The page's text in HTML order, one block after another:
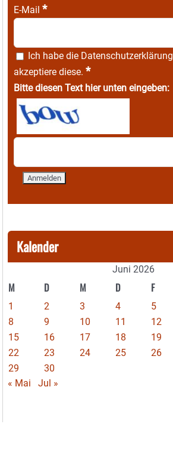
E-Mail *
Ich habe die Datenschutzerklärung
akzeptiere diese. *
Bitte diesen Text hier unten eingeben:
Kalender
Juni 2026
M D M D F
1 2 3 4 5
8
9 10 11 12
15
16 17 18 19
22
23 24 25 26
29
30
« Mai
Jul »